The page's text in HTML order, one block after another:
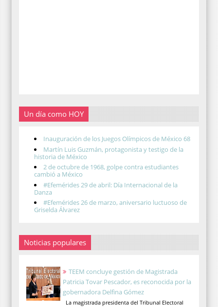
Un día como HOY
Inauguración de los Juegos Olímpicos de México 68
Martín Luis Guzmán, protagonista y testigo de la
historia de México
2 de octubre de 1968, golpe contra estudiantes
cambió a México
#Efemérides 29 de abril: Día Internacional de la
Danza
#Efemérides 26 de marzo, aniversario luctuoso de
Griselda Álvarez
Noticias populares
TEEM concluye gestión de Magistrada
Patricia Tovar Pescador, es reconocida por la
gobernadora Delfina Gómez
La magistrada presidenta del Tribunal Electoral